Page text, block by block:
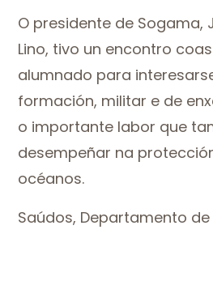
O presidente de Sogama,
Lino, tivo un encontro
alumnado para
formación, militar e de
o importante labor que
desempeñar na
océanos.
Saúdos, Departamento